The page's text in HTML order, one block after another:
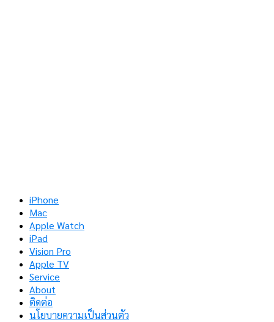
iPhone
Mac
Apple Watch
iPad
Vision Pro
Apple TV
Service
About
ติดต่อ
นโยบายความเป็นส่วนตัว